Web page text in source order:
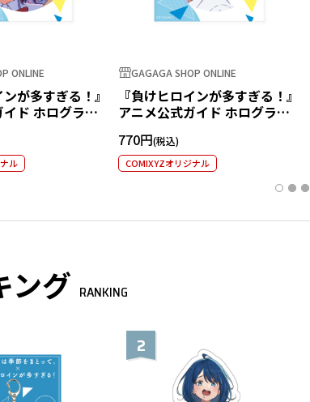
ONLINE
が多すぎる！』
ド ホログラム
ル
GAGAGA SHOP ONLINE
『負けヒロインが多すぎる！』
アニメ公式ガイド ホログラム
770円
COMIXYZオリジナル
ング RANKING
2